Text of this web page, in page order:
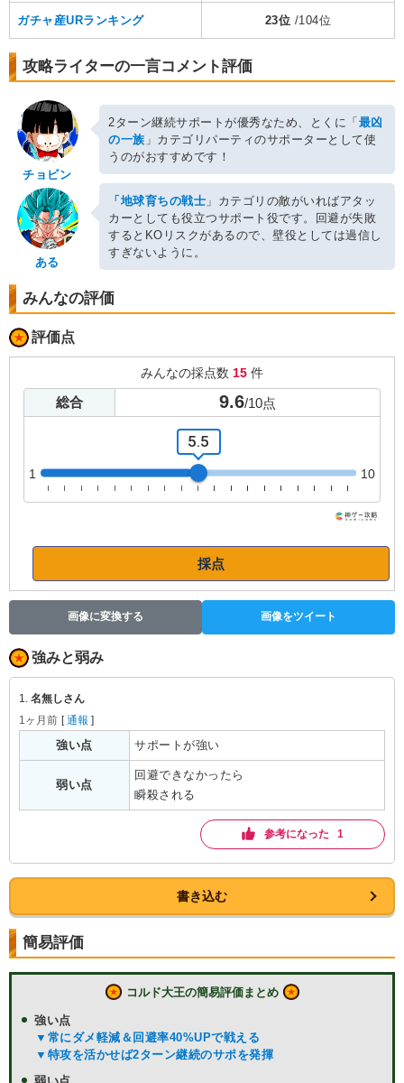
ガチャ産URランキング 23位 /104位
攻略ライターの一言コメント評価
チョビン
2ターン継続サポートが優秀なため、とくに「最凶
の一族 」カテゴリパーティのサポーターとして使
うのがおすすめです！
ある
「地球育ちの戦士 」カテゴリの敵がいればアタッ
カーとしても役立つサポート役です。回避が失敗
するとKOリスクがあるので、壁役としては過信し
すぎないように。
みんなの評価
評価点
みんなの採点数 15 件
総合 9.6/10点
1
5.5
10
採点
画像に変換する 画像をツイート
強みと弱み
1. 名無しさん
1ヶ月前 [通報 ]
強い点 サポートが強い
弱い点
回避できなかったら
瞬殺される
参考になった 1
書き込む
簡易評価
コルド大王の簡易評価まとめ
強い点
▼常にダメ軽減＆回避率40%UPで戦える
▼特攻を活かせば2ターン継続のサポを発揮